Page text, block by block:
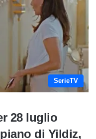
SerieTV
28 luglio
di Yildiz,